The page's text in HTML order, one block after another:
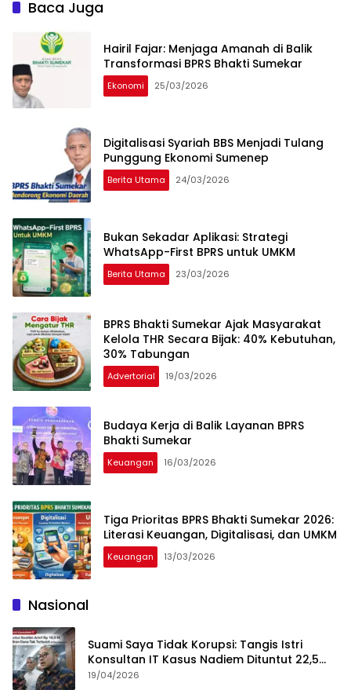
Baca Juga
Hairil Fajar: Menjaga Amanah di Balik
Transformasi BPRS Bhakti Sumekar
Ekonomi 25/03/2026
Digitalisasi Syariah BBS Menjadi Tulang
Punggung Ekonomi Sumenep
Berita Utama 24/03/2026
Bukan Sekadar Aplikasi: Strategi
WhatsApp-First BPRS untuk UMKM
Berita Utama 23/03/2026
BPRS Bhakti Sumekar Ajak Masyarakat
Kelola THR Secara Bijak: 40% Kebutuhan,
30% Tabungan
Advertorial 19/03/2026
Budaya Kerja di Balik Layanan BPRS
Bhakti Sumekar
Keuangan 16/03/2026
Tiga Prioritas BPRS Bhakti Sumekar 2026:
Literasi Keuangan, Digitalisasi, dan UMKM
Keuangan 13/03/2026
Nasional
Suami Saya Tidak Korupsi: Tangis Istri
Konsultan IT Kasus Nadiem Dituntut 22,5
Tahun
19/04/2026